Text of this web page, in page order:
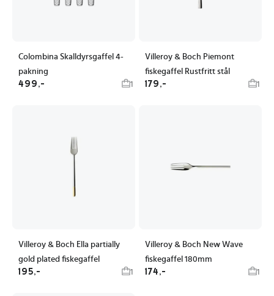
Colombina Skalldyrsgaffel 4-
pakning
499,- 1
Villeroy & Boch Piemont
fiskegaffel Rustfritt stål
179,- 1
Villeroy & Boch Ella partially
gold plated fiskegaffel
195,- 1
Villeroy & Boch New Wave
fiskegaffel 180mm
174,- 1